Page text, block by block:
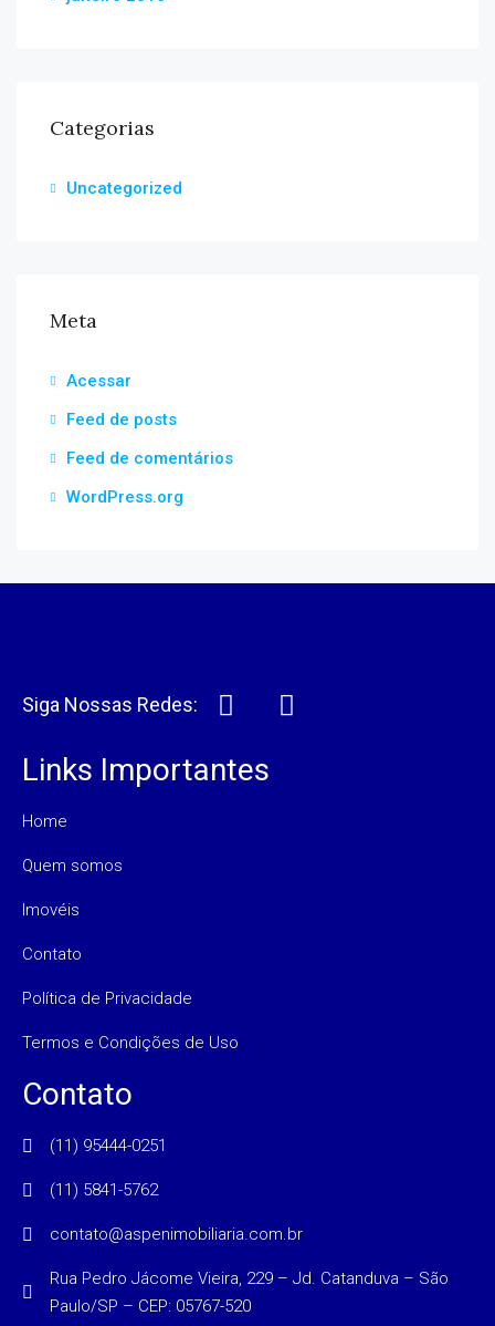
Categorias
Uncategorized
Meta
Acessar
Feed de posts
Feed de comentários
WordPress.org
Siga Nossas Redes:
Links Importantes
Home
Quem somos
Imovéis
Contato
Política de Privacidade
Termos e Condições de Uso
Contato
(11) 95444-0251
(11) 5841-5762
contato@aspenimobiliaria.com.br
Rua Pedro Jácome Vieira, 229 – Jd. Catanduva – São
Paulo/SP – CEP: 05767-520